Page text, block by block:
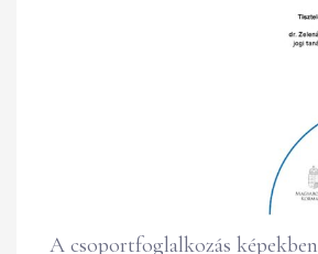
A csoportfoglalkozás képekben